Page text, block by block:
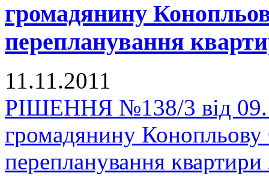
громадянину
перепланування
11.11.2011
РІШЕННЯ №138/3 від
громадянину
перепланування